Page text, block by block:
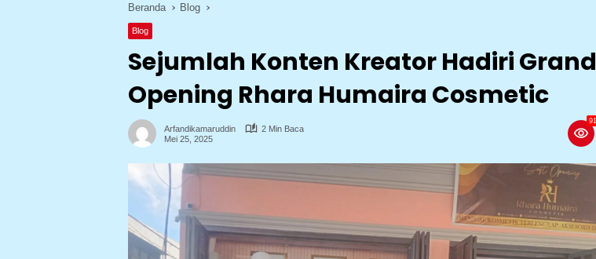
Beranda Blog
Blog
Sejumlah Konten Kreator Hadiri Grand
Opening Rhara Humaira Cosmetic
Arfandikamaruddin
2 Min Baca
Mei 25, 2025
91